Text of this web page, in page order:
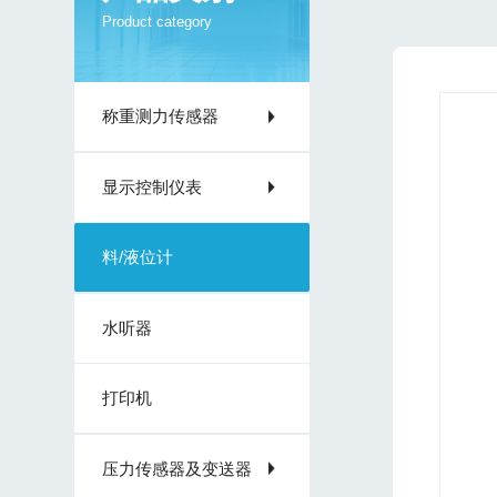
Product category
称重测力传感器
显示控制仪表
料/液位计
水听器
打印机
压力传感器及变送器